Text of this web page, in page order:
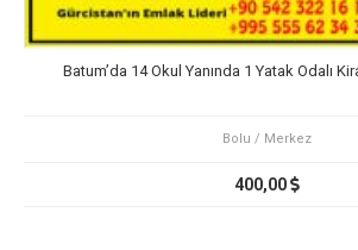
Batum’da 14 Okul Yanında 1 Yatak Odalı
Bolu / Merkez
400,00